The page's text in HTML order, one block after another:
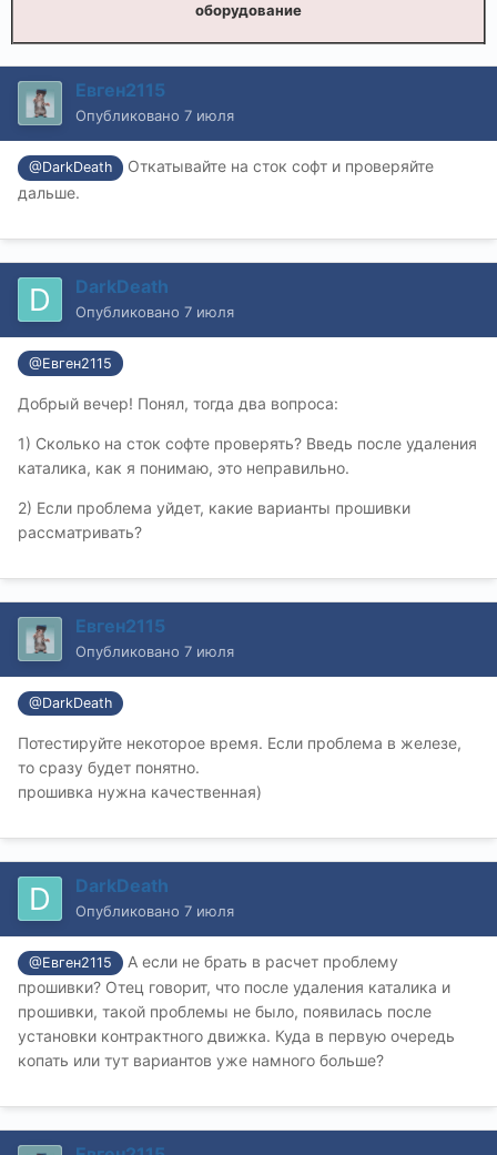
оборудование
Евген2115
Опубликовано 7 июля
@DarkDeath
Откатывайте на сток софт и проверяйте
дальше.
DarkDeath
Опубликовано 7 июля
@Евген2115
Добрый вечер! Понял, тогда два вопроса:
1) Сколько на сток софте проверять? Введь после удаления
каталика, как я понимаю, это неправильно.
2) Если проблема уйдет, какие варианты прошивки
рассматривать?
Евген2115
Опубликовано 7 июля
@DarkDeath
Потестируйте некоторое время. Если проблема в железе,
то сразу будет понятно.
прошивка нужна качественная)
DarkDeath
Опубликовано 7 июля
@Евген2115
А если не брать в расчет проблему
прошивки? Отец говорит, что после удаления каталика и
прошивки, такой проблемы не было, появилась после
установки контрактного движка. Куда в первую очередь
копать или тут вариантов уже намного больше?